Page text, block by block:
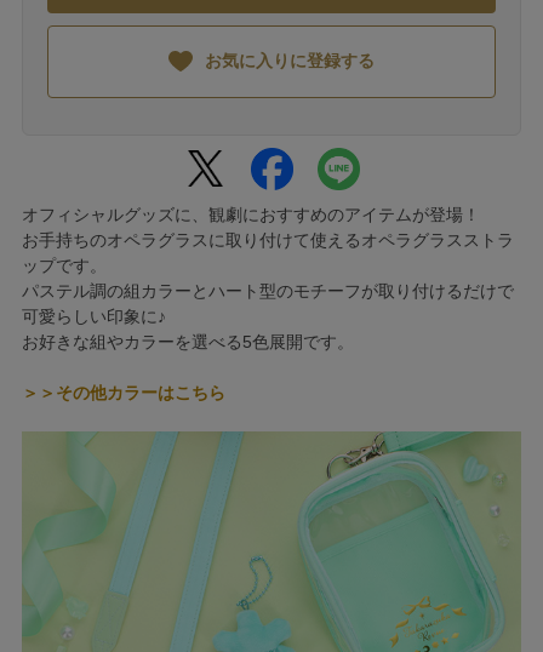
お気に入りに登録する
オフィシャルグッズに、観劇におすすめのアイテムが登場！
お手持ちのオペラグラスに取り付けて使えるオペラグラスストラ
ップです。
パステル調の組カラーとハート型のモチーフが取り付けるだけで
可愛らしい印象に♪
お好きな組やカラーを選べる5色展開です。
＞＞その他カラーはこちら